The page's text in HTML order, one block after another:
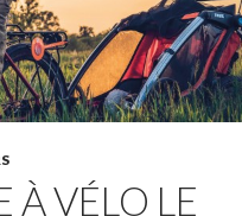
À VÉLO LE